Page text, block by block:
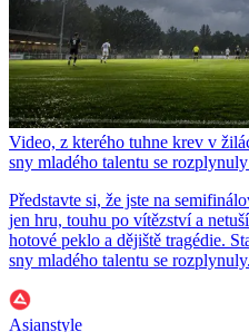
Video, z kterého tuhne krev v
sny mladého talentu se
Představte si, že jste na
jen hru, touhu po vítězství a
hotové peklo a dějiště tragédie.
sny mladého talentu se rozplynuly.
Asianstyle